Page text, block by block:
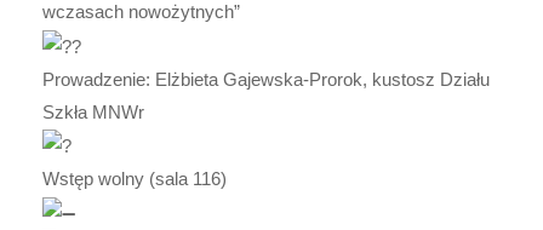
wczasach nowożytnych”
Prowadzenie: Elżbieta Gajewska-Prorok, kustosz Działu
Szkła MNWr
Wstęp wolny (sala 116)